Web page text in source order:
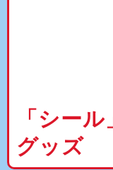
「シー
グッズ